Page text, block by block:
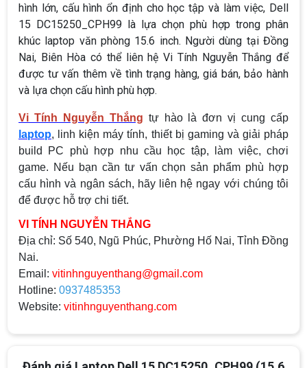
hình lớn, cấu hình ổn định cho học tập và làm việc, Dell
15 DC15250_CPH99 là lựa chọn phù hợp trong phân
khúc laptop văn phòng 15.6 inch. Người dùng tại Đồng
Nai, Biên Hòa có thể liên hệ Vi Tính Nguyễn Thắng để
được tư vấn thêm về tình trạng hàng, giá bán, bảo hành
và lựa chọn cấu hình phù hợp.
Vi Tính Nguyễn Thắng tự hào là đơn vị cung cấp
laptop, linh kiện máy tính, thiết bị gaming và giải pháp
build PC phù hợp nhu cầu học tập, làm việc, chơi
game. Nếu bạn cần tư vấn chọn sản phẩm phù hợp
cấu hình và ngân sách, hãy liên hệ ngay với chúng tôi
để được hỗ trợ chi tiết.
VI TÍNH NGUYỄN THẮNG
Địa chỉ: Số 540, Ngũ Phúc, Phường Hố Nai, Tỉnh Đồng
Nai.
Email: vitinhnguyenthang@gmail.com
Hotline: 0937485353
Website: vitinhnguyenthang.com